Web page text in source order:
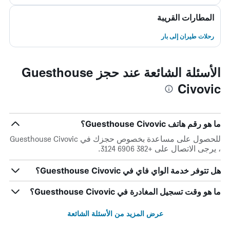
المطارات القريبة
رحلات طيران إلى بار
الأسئلة الشائعة عند حجز Guesthouse
Civovic
ما هو رقم هاتف Guesthouse Civovic؟
للحصول على مساعدة بخصوص حجزك في Guesthouse Civovic
، يرجى الاتصال على +382 6906 3124.
هل تتوفر خدمة الواي فاي في Guesthouse Civovic؟
ما هو وقت تسجيل المغادرة في Guesthouse Civovic؟
عرض المزيد من الأسئلة الشائعة